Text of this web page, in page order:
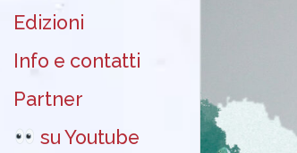
Edizioni
Info e contatti
Partner
su Youtube